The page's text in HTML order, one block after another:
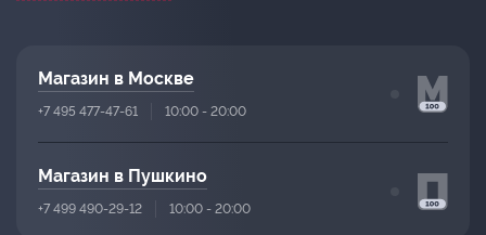
Магазин в Москве
+7 495 477-47-61 10:00 - 20:00
Магазин в Пушкино
+7 499 490-29-12 10:00 - 20:00